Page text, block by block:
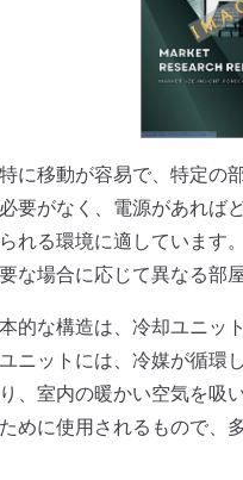
に移動が容易で、特定の
要がなく、電源があれば
れる環境に適していま
な場合に応じて異なる部
的な構造は、冷却ユニッ
ニットには、冷媒が循環
、室内の暖かい空気を吸
めに使用されるもので